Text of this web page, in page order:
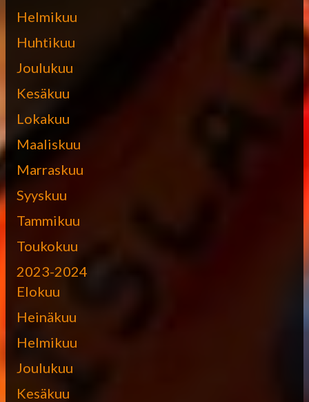
Helmikuu
Huhtikuu
Joulukuu
Kesäkuu
Lokakuu
Maaliskuu
Marraskuu
Syyskuu
Tammikuu
Toukokuu
2023-2024
Elokuu
Heinäkuu
Helmikuu
Joulukuu
Kesäkuu